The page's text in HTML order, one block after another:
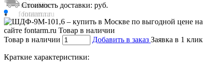
Стоимость доставки: руб.
Товар в наличии Добавить в заказ Заявка в 1 клик
Краткие характеристики: